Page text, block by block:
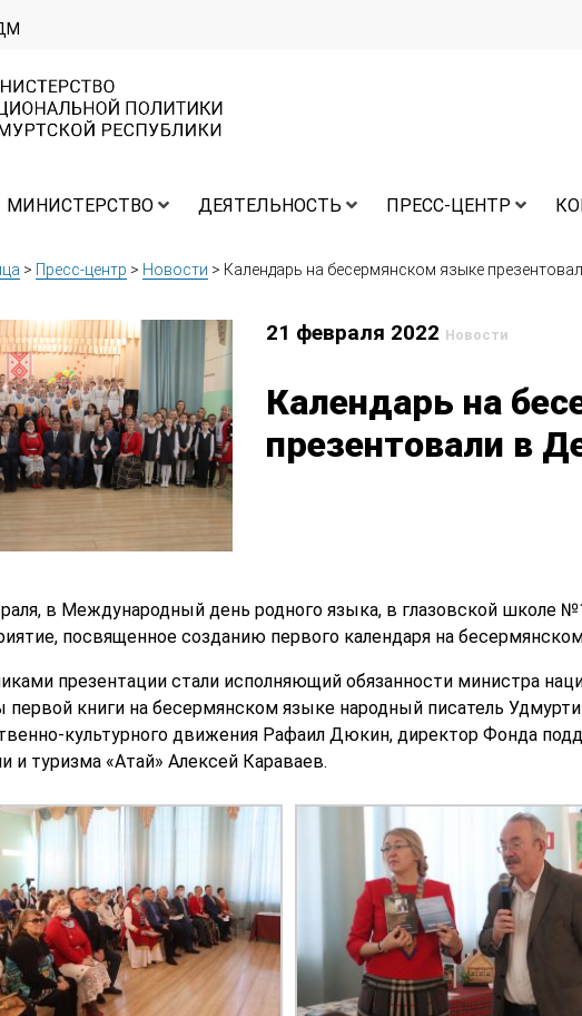
МИНИСТЕРСТВО ДЕЯТЕЛЬНОСТЬ ПРЕСС-ЦЕНТР
> Пресс-центр > Новости > Календарь на бесермянском языке
21 февраля 2022 Новости
Календарь на
презентовали в
в Международный день родного языка, в глазовской школе
посвященное созданию первого календаря на
презентации стали исполняющий обязанности министра
первой книги на бесермянском языке народный писатель
культурного движения Рафаил Дюкин, директор Фонда
и туризма «Атай» Алексей Караваев.